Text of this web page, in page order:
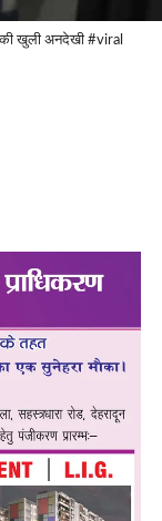
की खुली अनदेखी #viral